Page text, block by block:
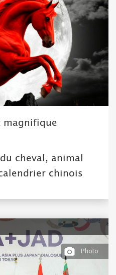
magnifique
cheval, animal
chinois
Photo